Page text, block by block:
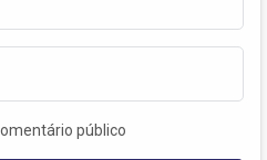
público